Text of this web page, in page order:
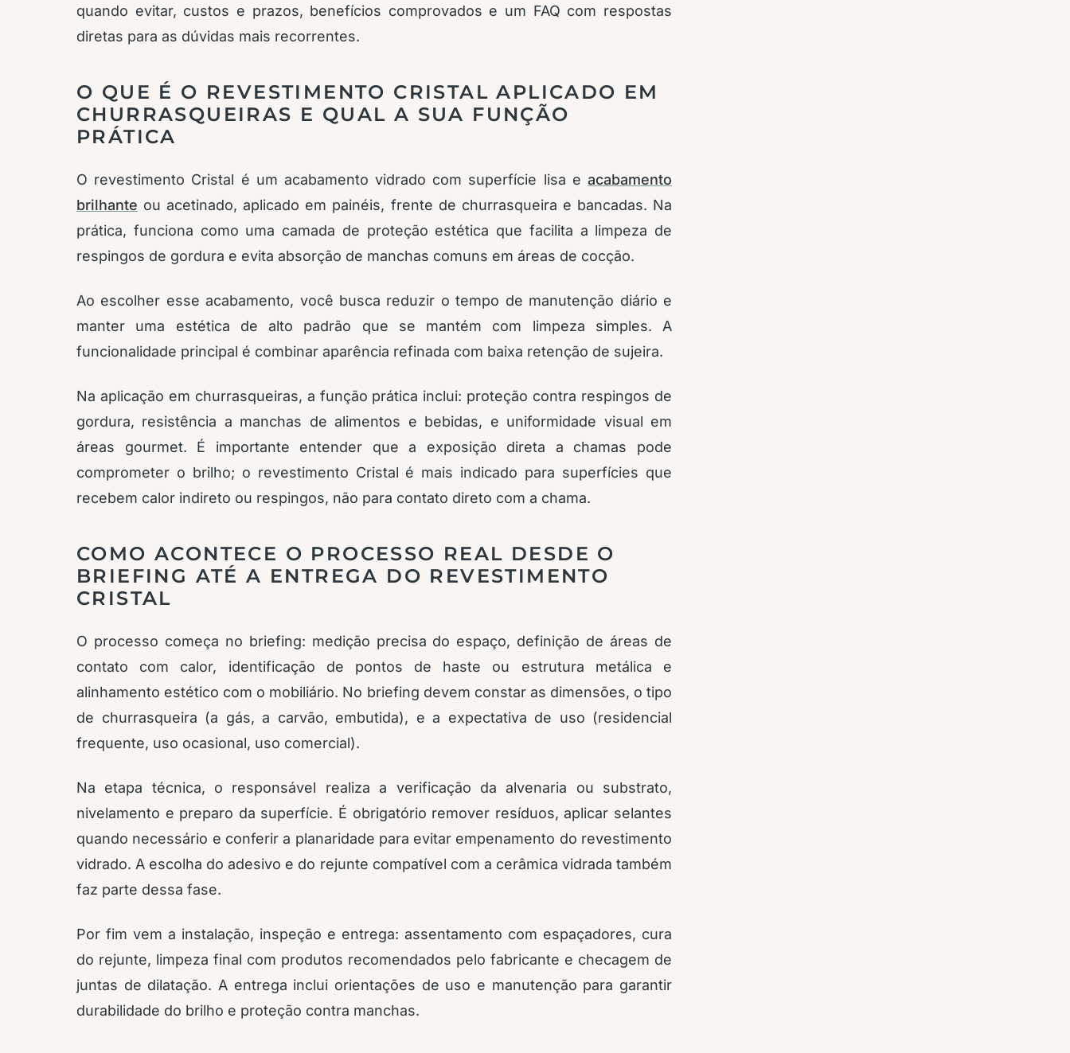
quando evitar, custos e prazos, benefícios comprovados e um FAQ com respostas
diretas para as dúvidas mais recorrentes.
O QUE É O REVESTIMENTO CRISTAL APLICADO EM
CHURRASQUEIRAS E QUAL A SUA FUNÇÃO
PRÁTICA
O revestimento Cristal é um acabamento vidrado com superfície lisa e acabamento
brilhante ou acetinado, aplicado em painéis, frente de churrasqueira e bancadas. Na
prática, funciona como uma camada de proteção estética que facilita a limpeza de
respingos de gordura e evita absorção de manchas comuns em áreas de cocção.
Ao escolher esse acabamento, você busca reduzir o tempo de manutenção diário e
manter uma estética de alto padrão que se mantém com limpeza simples. A
funcionalidade principal é combinar aparência refinada com baixa retenção de sujeira.
Na aplicação em churrasqueiras, a função prática inclui: proteção contra respingos de
gordura, resistência a manchas de alimentos e bebidas, e uniformidade visual em
áreas gourmet. É importante entender que a exposição direta a chamas pode
comprometer o brilho; o revestimento Cristal é mais indicado para superfícies que
recebem calor indireto ou respingos, não para contato direto com a chama.
COMO ACONTECE O PROCESSO REAL DESDE O
BRIEFING ATÉ A ENTREGA DO REVESTIMENTO
CRISTAL
O processo começa no briefing: medição precisa do espaço, definição de áreas de
contato com calor, identificação de pontos de haste ou estrutura metálica e
alinhamento estético com o mobiliário. No briefing devem constar as dimensões, o tipo
de churrasqueira (a gás, a carvão, embutida), e a expectativa de uso (residencial
frequente, uso ocasional, uso comercial).
Na etapa técnica, o responsável realiza a verificação da alvenaria ou substrato,
nivelamento e preparo da superfície. É obrigatório remover resíduos, aplicar selantes
quando necessário e conferir a planaridade para evitar empenamento do revestimento
vidrado. A escolha do adesivo e do rejunte compatível com a cerâmica vidrada também
faz parte dessa fase.
Por fim vem a instalação, inspeção e entrega: assentamento com espaçadores, cura
do rejunte, limpeza final com produtos recomendados pelo fabricante e checagem de
juntas de dilatação. A entrega inclui orientações de uso e manutenção para garantir
durabilidade do brilho e proteção contra manchas.